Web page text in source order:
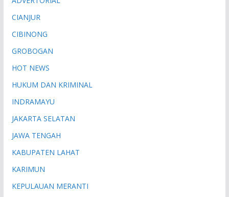
CIANJUR
CIBINONG
GROBOGAN
HOT NEWS
HUKUM DAN KRIMINAL
INDRAMAYU
JAKARTA SELATAN
JAWA TENGAH
KABUPATEN LAHAT
KARIMUN
KEPULAUAN MERANTI